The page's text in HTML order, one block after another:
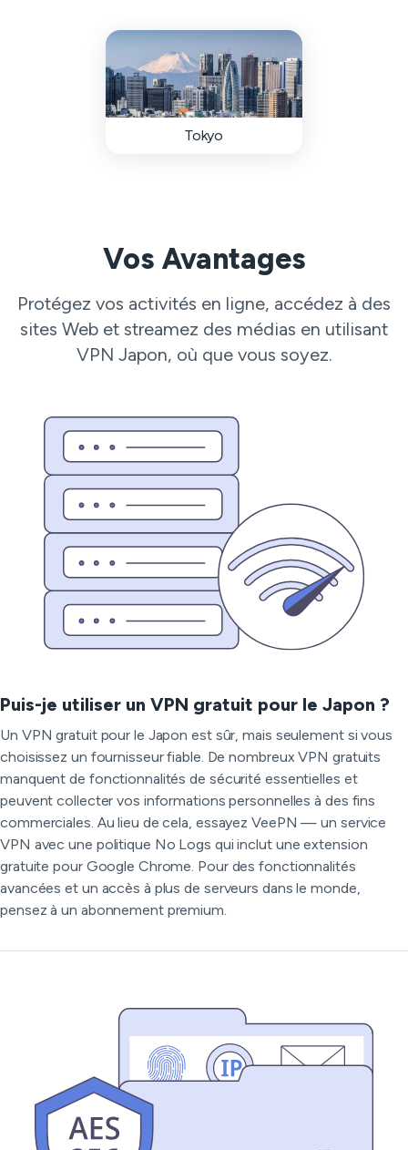
Tokyo
Vos Avantages
Protégez vos activités en ligne, accédez à des
sites Web et streamez des médias en utilisant
VPN Japon, où que vous soyez.
Puis-je utiliser un VPN gratuit pour le Japon ?
Un VPN gratuit pour le Japon est sûr, mais seulement si vous
choisissez un fournisseur fiable. De nombreux VPN gratuits
manquent de fonctionnalités de sécurité essentielles et
peuvent collecter vos informations personnelles à des fins
commerciales. Au lieu de cela, essayez VeePN — un service
VPN avec une politique No Logs qui inclut une extension
gratuite pour Google Chrome. Pour des fonctionnalités
avancées et un accès à plus de serveurs dans le monde,
pensez à un abonnement premium.